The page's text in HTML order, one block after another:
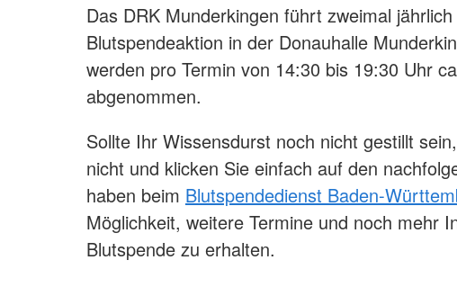
Das DRK Munderkingen führt zweimal
Blutspendeaktion in der Donauhalle
werden pro Termin von 14:30 bis 19:30 Uhr
abgenommen.
Sollte Ihr Wissensdurst noch nicht gestillt
nicht und klicken Sie einfach auf den
haben beim Blutspendedienst Baden-
Möglichkeit, weitere Termine und noch mehr
Blutspende zu erhalten.